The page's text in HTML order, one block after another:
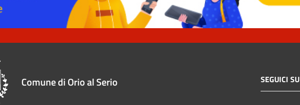
Comune di Orio al Serio SEGUICI SU